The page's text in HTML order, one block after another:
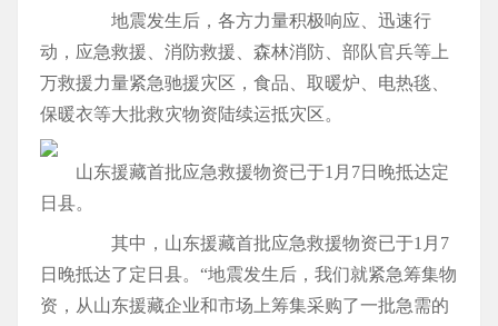
地震发生后，各方力量积极响应、迅速行
动，应急救援、消防救援、森林消防、部队官兵等上
万救援力量紧急驰援灾区，食品、取暖炉、电热毯、
保暖衣等大批救灾物资陆续运抵灾区。
山东援藏首批应急救援物资已于1月7日晚抵达定
日县。
其中，山东援藏首批应急救援物资已于1月7
日晚抵达了定日县。“地震发生后，我们就紧急筹集物
资，从山东援藏企业和市场上筹集采购了一批急需的